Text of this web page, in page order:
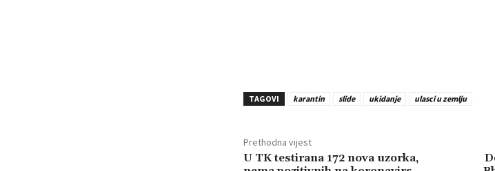
TAGOVI karantin slide ukidanje ulasci u zemlju
Prethodna vijest
U TK testirana 172 nova uzorka,